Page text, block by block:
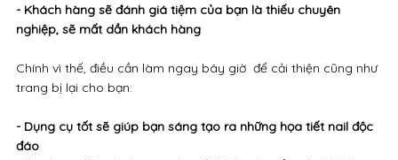
- Khách hàng sẽ đánh giá tiệm của bạn là thiếu chuyên
nghiệp, sẽ mất dần khách hàng
Chính vì thế, điều cần làm ngay bây giờ để cải thiện cũng như
trang bị lại cho bạn:
- Dụng cụ tốt sẽ giúp bạn sáng tạo ra những họa tiết nail độc
đáo